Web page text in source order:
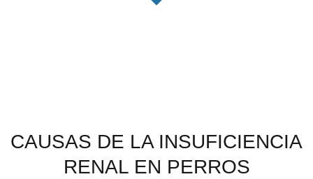
CAUSAS DE LA INSUFICIENCIA
RENAL EN PERROS